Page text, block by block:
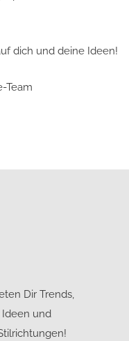
dich und deine Ideen!
Team
Dir Trends,
Ideen und